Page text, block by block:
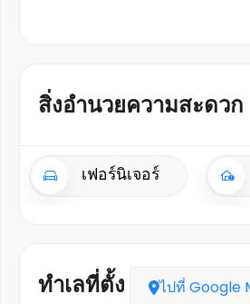
สิ่งอำนวยความสะดวก
เฟอร์นิเจอร์
ทำเลที่ตั้ง ไปที่ Google